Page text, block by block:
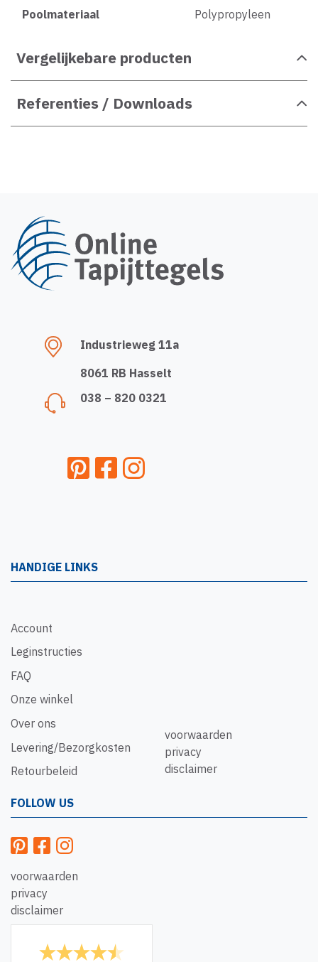
Poolmateriaal
Polypropyleen
Vergelijkebare producten
Referenties / Downloads
Industrieweg 11a
8061 RB Hasselt
038 – 820 0321
HANDIGE LINKS
Account
Leginstructies
FAQ
Onze winkel
Over ons
Levering/Bezorgkosten
Retourbeleid
voorwaarden
privacy
disclaimer
FOLLOW US
voorwaarden
privacy
disclaimer